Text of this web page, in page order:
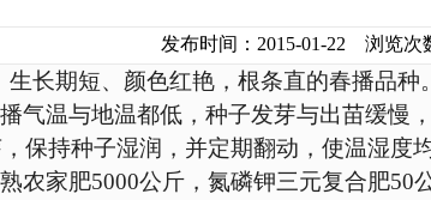
发布时间：2015-01-22 浏览次
长期短、颜色红艳，根条直的春播品种。
气温与地温都低，种子发芽与出苗缓慢
保持种子湿润，并定期翻动，使温湿度
农家肥5000公斤，氮磷钾三元复合肥50